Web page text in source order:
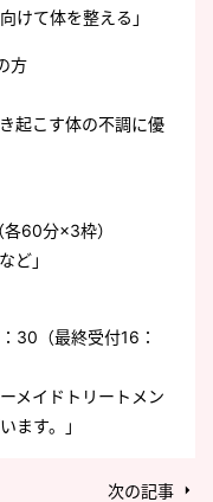
けて体を整える」
方
起こす体の不調に優
60分×3枠）
ど」
30（最終受付16：
メイドトリートメン
ます。」
次の記事